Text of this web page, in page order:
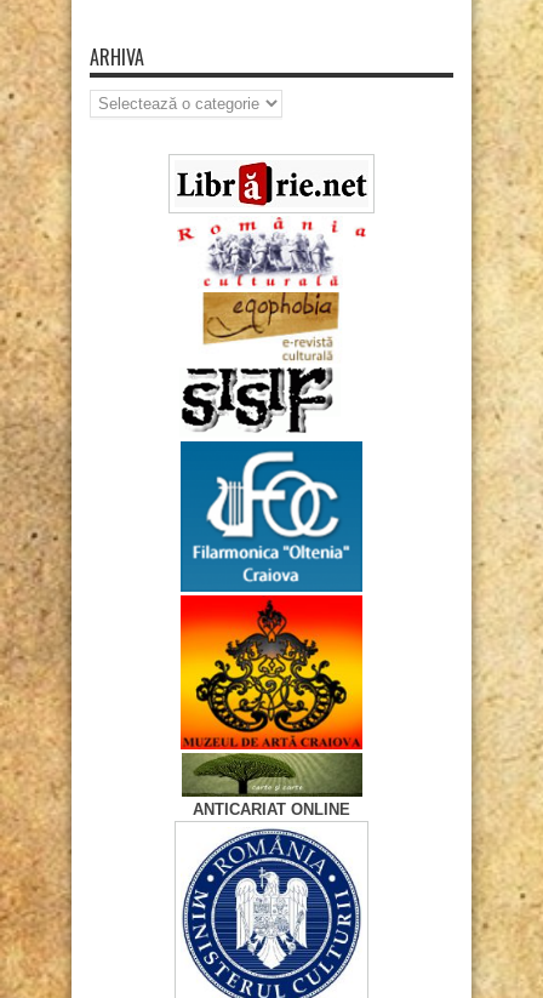
ARHIVA
Arhiva
ANTICARIAT ONLINE